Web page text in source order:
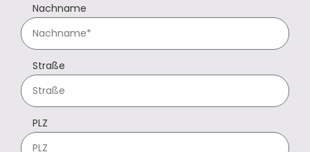
Nachname
Straße
PLZ